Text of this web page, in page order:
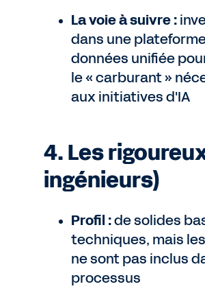
La voie à suivre :
dans une
données unifiée
le « carburant »
aux initiatives d'IA
4. Les
ingénieurs)
Profil :de solides
techniques, mais
ne sont pas inclus
processus